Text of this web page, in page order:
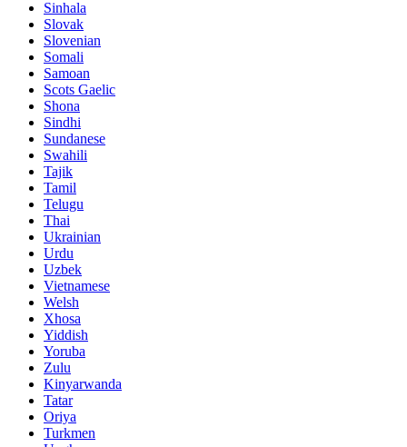
Sinhala
Slovak
Slovenian
Somali
Samoan
Scots Gaelic
Shona
Sindhi
Sundanese
Swahili
Tajik
Tamil
Telugu
Thai
Ukrainian
Urdu
Uzbek
Vietnamese
Welsh
Xhosa
Yiddish
Yoruba
Zulu
Kinyarwanda
Tatar
Oriya
Turkmen